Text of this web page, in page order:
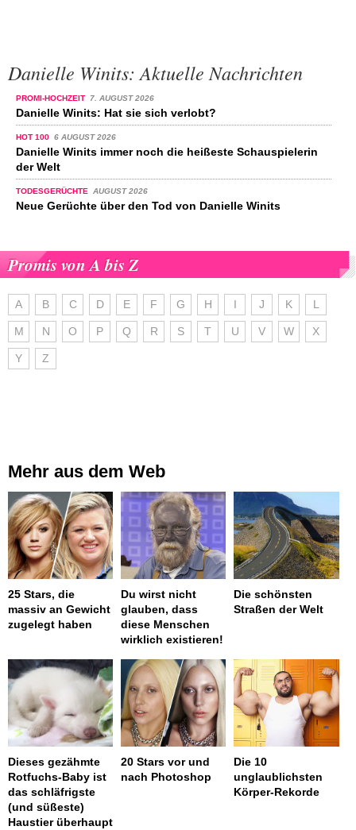
Danielle Winits: Aktuelle Nachrichten
PROMI-HOCHZEIT 7. AUGUST 2026
Danielle Winits: Hat sie sich verlobt?
HOT 100 6 AUGUST 2026
Danielle Winits immer noch die heißeste Schauspielerin
der Welt
TODESGERÜCHTE AUGUST 2026
Neue Gerüchte über den Tod von Danielle Winits
Promis von A bis Z
A B C D E F G H I J K L
M N O P Q R S T U V W X
Y Z
Mehr aus dem Web
25 Stars, die
massiv an Gewicht
zugelegt haben
Du wirst nicht
glauben, dass
diese Menschen
wirklich existieren!
Die schönsten
Straßen der Welt
Dieses gezähmte
Rotfuchs-Baby ist
das schläfrigste
(und süßeste)
Haustier überhaupt
20 Stars vor und
nach Photoshop
Die 10
unglaublichsten
Körper-Rekorde